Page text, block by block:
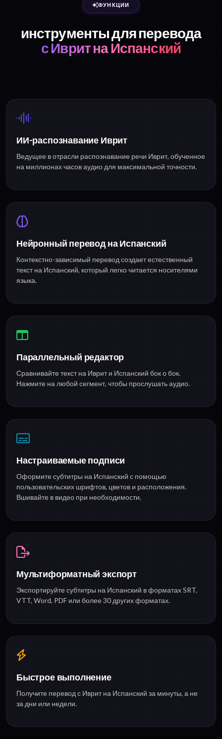
ФУНКЦИИ
инструменты для перевода
с Иврит на Испанский
ИИ-распознавание Иврит
Ведущее в отрасли распознавание речи Иврит, обученное
на миллионах часов аудио для максимальной точности.
Нейронный перевод на Испанский
Контекстно-зависимый перевод создает естественный
текст на Испанский, который легко читается носителями
языка.
Параллельный редактор
Сравнивайте текст на Иврит и Испанский бок о бок.
Нажмите на любой сегмент, чтобы прослушать аудио.
Настраиваемые подписи
Оформите субтитры на Испанский с помощью
пользовательских шрифтов, цветов и расположения.
Вшивайте в видео при необходимости.
Мультиформатный экспорт
Экспортируйте субтитры на Испанский в форматах SRT,
VTT, Word, PDF или более 30 других форматах.
Быстрое выполнение
Получите перевод с Иврит на Испанский за минуты, а не
за дни или недели.